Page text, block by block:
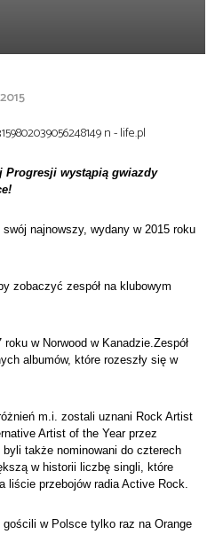
Progresji wystąpią gwiazdy
najnowszy, wydany w 2015 roku
zobaczyć zespół na klubowym
roku w Norwood w Kanadzie.Zespół
albumów, które rozeszły się w
óżnień m.i. zostali uznani Rock Artist
Artist of the Year przez
także nominowani do czterech
w historii liczbę singli, które
liście przebojów radia Active Rock.
w Polsce tylko raz na Orange